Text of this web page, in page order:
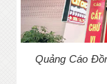
Quảng Cáo